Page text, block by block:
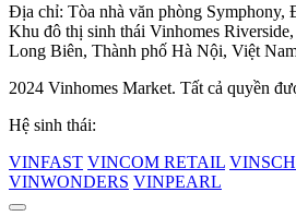
Địa chỉ: Tòa nhà văn phòng Symphony,
Khu đô thị sinh thái Vinhomes
Long Biên, Thành phố Hà Nội, Việt
2024 Vinhomes Market. Tất cả quyền
Hệ sinh thái:
VINFAST VINCOM RETAIL
VINWONDERS VINPEARL